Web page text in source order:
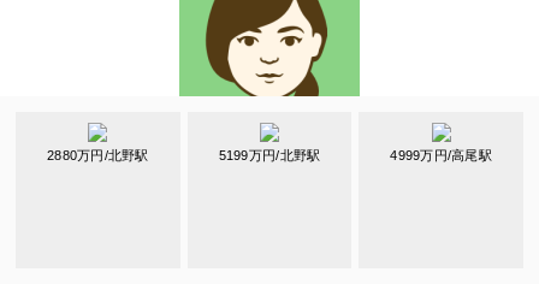
2880万円/北野駅 5199万円/北野駅 4999万円/高尾駅